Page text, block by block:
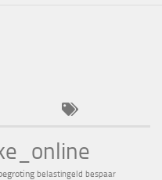
belastingeld bespaar